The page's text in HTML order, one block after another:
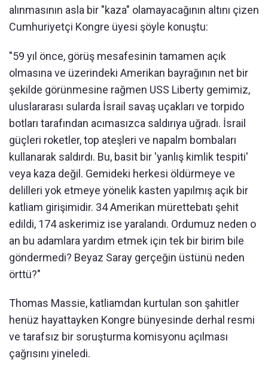
alınmasının asla bir "kaza" olamayacağının altını çizen
Cumhuriyetçi Kongre üyesi şöyle konuştu:
"59 yıl önce, görüş mesafesinin tamamen açık
olmasına ve üzerindeki Amerikan bayrağının net bir
şekilde görünmesine rağmen USS Liberty gemimiz,
uluslararası sularda İsrail savaş uçakları ve torpido
botları tarafından acımasızca saldırıya uğradı. İsrail
güçleri roketler, top ateşleri ve napalm bombaları
kullanarak saldırdı. Bu, basit bir 'yanlış kimlik tespiti'
veya kaza değil. Gemideki herkesi öldürmeye ve
delilleri yok etmeye yönelik kasten yapılmış açık bir
katliam girişimidir. 34 Amerikan mürettebatı şehit
edildi, 174 askerimiz ise yaralandı. Ordumuz neden o
an bu adamlara yardım etmek için tek bir birim bile
göndermedi? Beyaz Saray gerçeğin üstünü neden
örttü?"
Thomas Massie, katliamdan kurtulan son şahitler
henüz hayattayken Kongre bünyesinde derhal resmi
ve tarafsız bir soruşturma komisyonu açılması
çağrısını yineledi.